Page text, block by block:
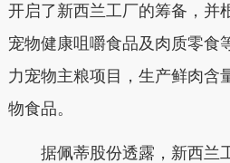
开启了新西兰工厂的筹备，并
宠物健康咀嚼食品及肉质零食
力宠物主粮项目，生产鲜肉含
物食品。
据佩蒂股份透露，新西兰